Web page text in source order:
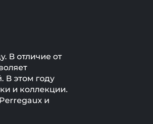
В отличие от
В этом году
и коллекции.
и